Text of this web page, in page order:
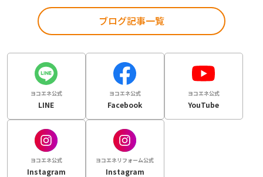
ブログ記事一覧
ヨコエネ公式
LINE
ヨコエネ公式
Facebook
ヨコエネ公式
YouTube
ヨコエネ公式
Instagram
ヨコエネリフォーム公式
Instagram